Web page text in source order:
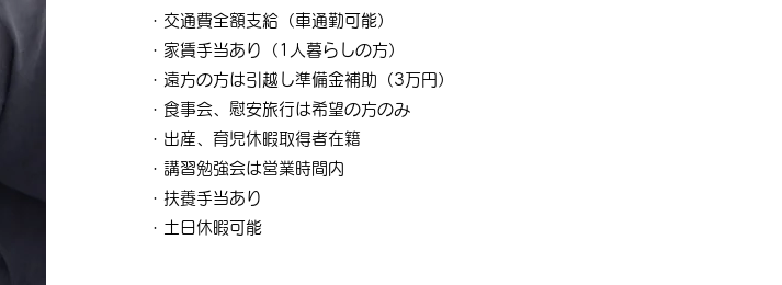
・交通費全額支給（車通勤可能）
・家賃手当あり（1人暮らしの方）
・遠方の方は引越し準備金補助（3万円）
・食事会、慰安旅行は希望の方のみ
・出産、育児休暇取得者在籍
・講習勉強会は営業時間内
・扶養手当あり
・土日休暇可能